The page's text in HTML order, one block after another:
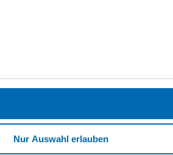
Nur Auswahl erlauben